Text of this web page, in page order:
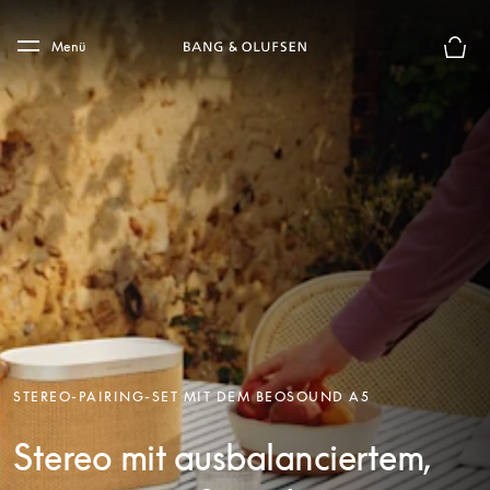
Skip to main footer
Menü
STEREO-PAIRING-SET MIT DEM BEOSOUND A5
Stereo mit ausbalanciertem,